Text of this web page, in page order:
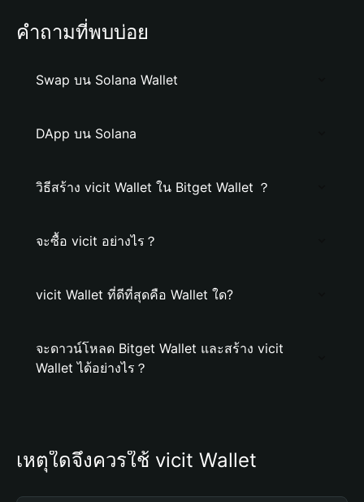
คำถามที่พบบ่อย
Swap บน Solana Wallet
DApp บน Solana
วิธีสร้าง vicit Wallet ใน Bitget Wallet ？
จะซื้อ vicit อย่างไร？
vicit Wallet ที่ดีที่สุดคือ Wallet ใด?
จะดาวน์โหลด Bitget Wallet และสร้าง vicit
Wallet ได้อย่างไร？
เหตุใดจึงควรใช้ vicit Wallet